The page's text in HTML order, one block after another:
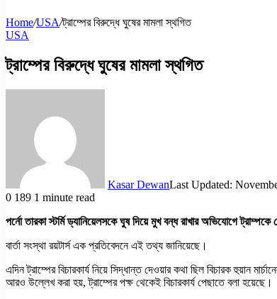
Home/USA/ট্রাম্পের বিরুদ্ধে ঘুষের মামলা স্থগিত
USA
ট্রাম্পের বিরুদ্ধে ঘুষের মামলা স্থগিত
Kasar DewanLast Updated:
0 189 1 minute read
পর্নো তারকা স্টর্মি ড্যানিয়েলসকে ঘুষ দিয়ে মুখ বন্ধ রাখার অভিযোগে
বার্তা সংস্থা রয়টার্স এক প্রতিবেদনে এই তথ্য জানিয়েছে।
এদিন ট্রাম্পের বিচারকার্য নিয়ে সিদ্ধান্ত দেওয়ার কথা ছিল বিচারক হুয়ান
আরও উল্লেখ করা হয়, ট্রাম্পের পক্ষ থেকেই বিচারকার্য পেছাতে বলা হয়েছে।